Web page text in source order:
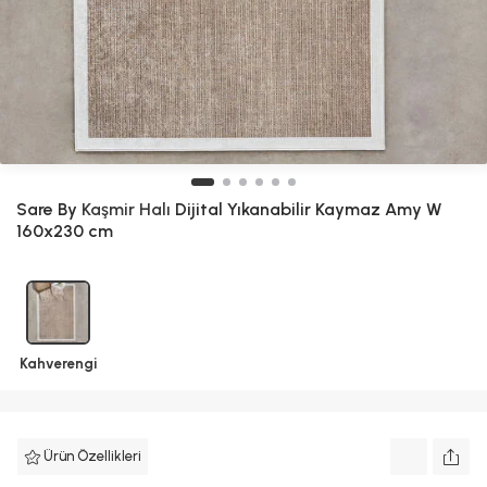
Sare By Kaşmir Halı Dijital Yıkanabilir Kaymaz Amy W
160x230 cm
Kahverengi
Ürün Özellikleri